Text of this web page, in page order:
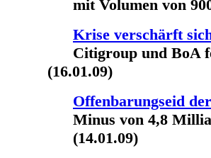
mit Volumen von
Krise verschärft
Citigroup und BoA
(16.01.09)
Offenbarungseid
Minus von 4,8
(14.01.09)